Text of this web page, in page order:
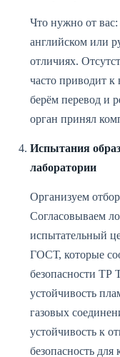
Что нужно от
английском или
отличиях.
часто приводит
берём перевод и
орган принял
Испытания
лаборатории
Организуем
Согласовываем
испытательный
ГОСТ, которые
безопасности ТР
устойчивость
газовых
устойчивость к
безопасность